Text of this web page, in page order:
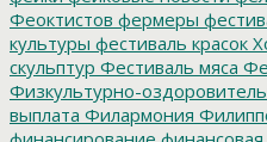
Феоктистов фермеры
культуры фестиваль красок
скульптур Фестиваль мяса
Физкультурно-
выплата Филармония